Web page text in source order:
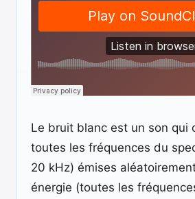
Le bruit blanc est un son qui
toutes les fréquences du
20 kHz) émises
énergie (toutes les